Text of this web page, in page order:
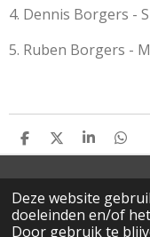
Deze website
doeleinden en/of
Door gebruik te
4. Dennis Borgers -
5. Ruben Borgers -
D
E
N
D
E
S
H
E
D
E
N